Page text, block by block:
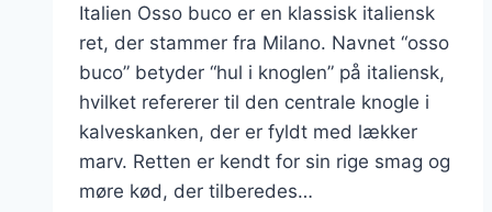
Italien Osso buco er en klassisk italiensk
ret, der stammer fra Milano. Navnet “osso
buco” betyder “hul i knoglen” på italiensk,
hvilket refererer til den centrale knogle i
kalveskanken, der er fyldt med lækker
marv. Retten er kendt for sin rige smag og
møre kød, der tilberedes…